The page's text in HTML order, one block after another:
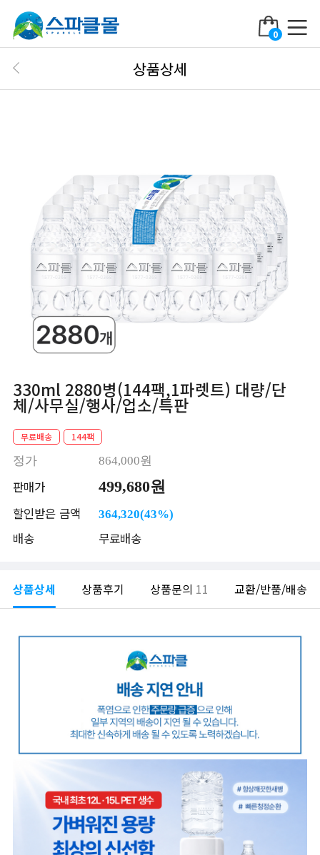
0
상품상세
330ml 2880병(144팩,1파렛트) 대량/단
체/사무실/행사/업소/특판
무료배송 144팩
정가 864,000원
판매가 499,680원
할인받은 금액 364,320(43%)
배송 무료배송
상품상세 상품후기 상품문의 11 교환/반품/배송